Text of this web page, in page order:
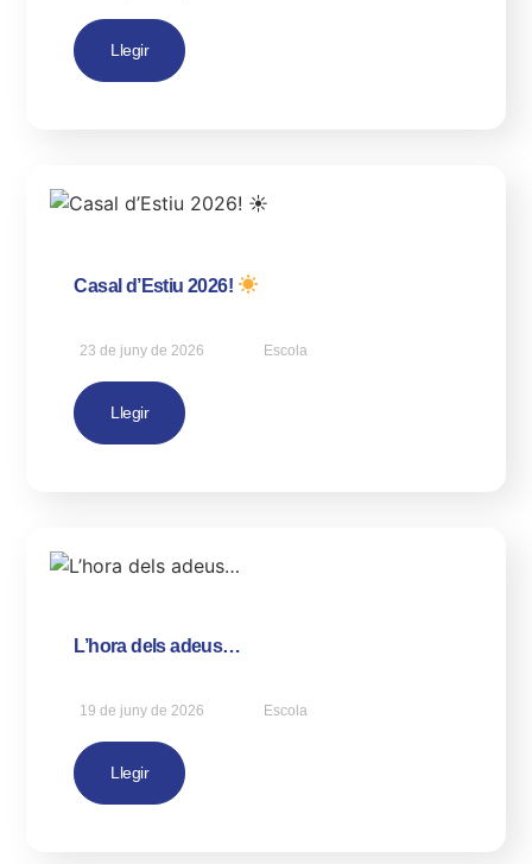
Llegir
Casal d’Estiu 2026!
23 de juny de 2026 Escola
Llegir
L’hora dels adeus…
19 de juny de 2026 Escola
Llegir